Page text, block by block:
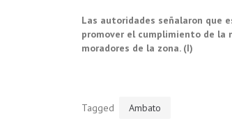
Las autoridades señalaron que
promover el cumplimiento de
moradores de la zona. (I)
Tagged Ambato